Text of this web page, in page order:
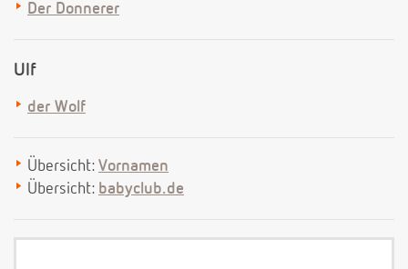
Der Donnerer
Ulf
der Wolf
Übersicht: Vornamen
Übersicht: babyclub.de